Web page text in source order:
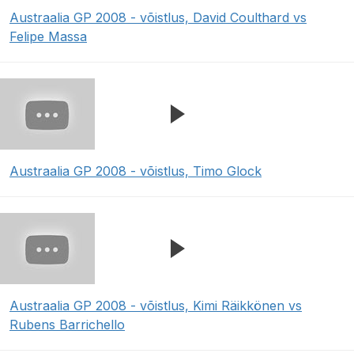
Austraalia GP 2008 - võistlus, David Coulthard vs
Felipe Massa
Austraalia GP 2008 - võistlus, Timo Glock
Austraalia GP 2008 - võistlus, Kimi Räikkönen vs
Rubens Barrichello